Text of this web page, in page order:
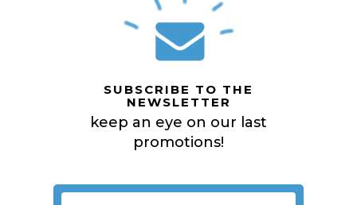
SUBSCRIBE TO THE
NEWSLETTER
keep an eye on our last
promotions!